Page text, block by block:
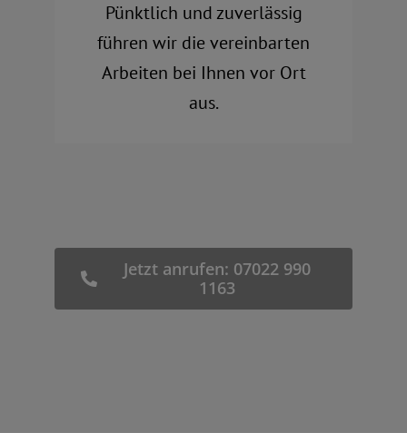
Pünktlich und zuverlässig
führen wir die vereinbarten
Arbeiten bei Ihnen vor Ort
aus.
Jetzt anrufen: 07022 990
1163